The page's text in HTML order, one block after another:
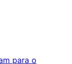
para o